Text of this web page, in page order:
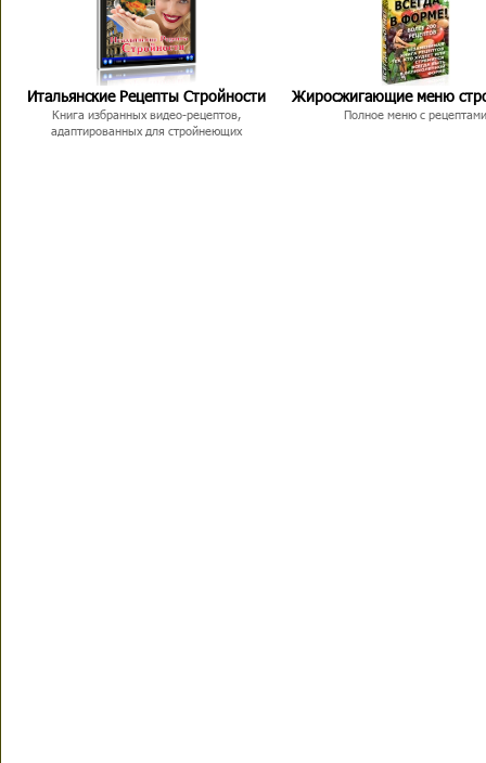
Итальянские Рецепты Стройности
Книга избранных видео-рецептов,
адаптированных для стройнеющих
Жиросжигающие меню
Полное меню с рецептами